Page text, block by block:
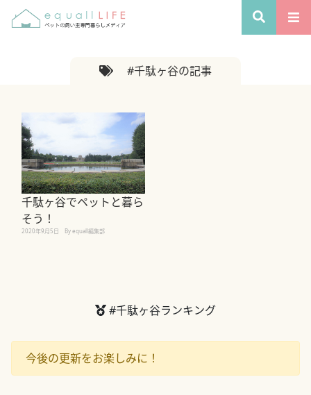
#千駄ヶ谷の記事
千駄ヶ谷でペットと暮ら
そう！
2020年9月5日 By equall編集部
#千駄ヶ谷ランキング
今後の更新をお楽しみに！